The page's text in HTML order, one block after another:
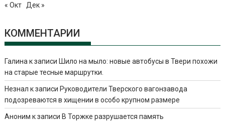
« Окт
Дек »
КОММЕНТАРИИ
Галина к записиШило на мыло: новые автобусы в Твери похожи
на старые тесные маршрутки.
Незнал к записиРуководители Тверского вагонзавода
подозреваются в хищении в особо крупном размере
Аноним к записиВ Торжке разрушается память